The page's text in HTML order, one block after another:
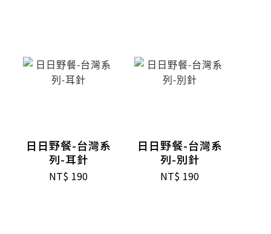
日日野餐-台灣系
列-耳針
NT$ 190
日日野餐-台灣系
列-別針
NT$ 190